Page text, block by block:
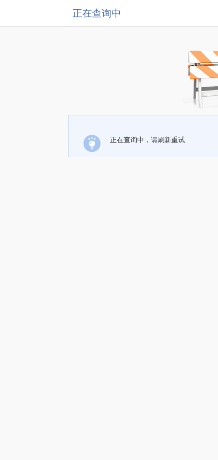
正在查询中
正在查询中，请刷新重试